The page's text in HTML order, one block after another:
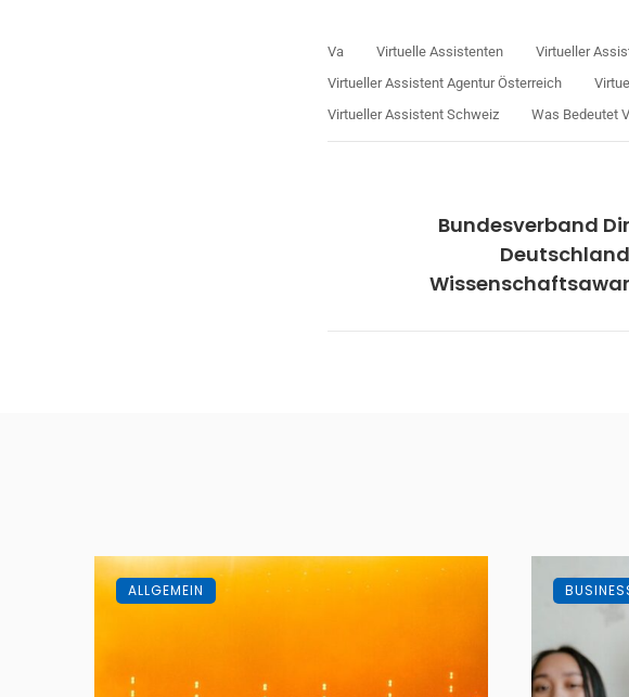
Va Virtuelle Assistenten Virtueller
Virtueller Assistent Agentur Österreich
Virtueller Assistent Schweiz
Was Bedeutet
Bundesverband
ALLGEMEIN